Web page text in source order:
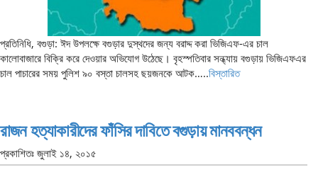
প্রতিনিধি, বগুড়া: ঈদ উপলক্ষে বগুড়ার দুস্থদের জন্য বরাদ্দ করা ভিজিএফ-এর চাল
কালোবাজারে বিক্রি করে দেওয়ার অভিযোগ উঠেছে। বৃহস্পতিবার সন্ধ্যায় বগুড়ায় ভিজিএফএর
চাল পাচারের সময় পুলিশ ৯০ বস্তা চালসহ ছয়জনকে আটক…..বিস্তারিত
রাজন হত্যাকারীদের ফাঁসির দাবিতে বগুড়ায় মানববন্ধন
প্রকাশিতঃ জুলাই ১৪, ২০১৫